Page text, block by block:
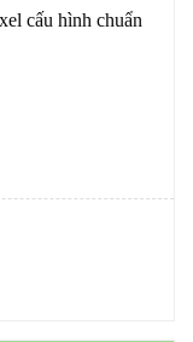
cấu hình chuẩn